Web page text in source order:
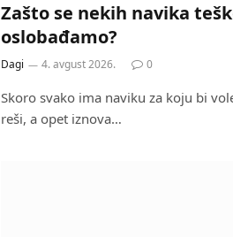
Zašto se nekih navika
oslobađamo?
Dagi 4. avgust 2026. 0
Skoro svako ima naviku za koju bi
reši, a opet iznova…